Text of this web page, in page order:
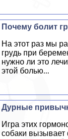
Почему болит
На этот раз мы
гpyдь при
нужно ли это
этой болью...
Дурные
Игра этих
собаки вызывает